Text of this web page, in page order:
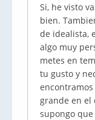
Si, he visto
bien.
de idealista,
algo muy
metes en
tu gusto y
grande en el
supongo